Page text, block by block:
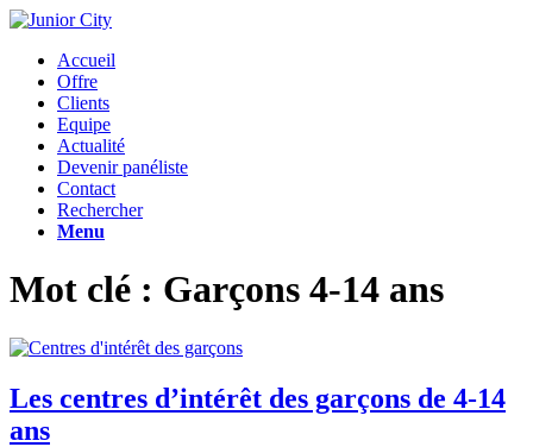
Accueil
Offre
Clients
Equipe
Actualité
Devenir panéliste
Contact
Rechercher
Menu
Mot clé : Garçons 4-14 ans
Les centres d’intérêt des garçons de 4-14
ans